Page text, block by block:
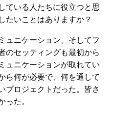
ている人たちに役立つと思
たいことはありますか？
ュニケーション、そしてフ
のセッティングも最初から
ュニケーションが取れてい
ら何が必要で、何を通して
プロジェクトだった。皆さ
った。